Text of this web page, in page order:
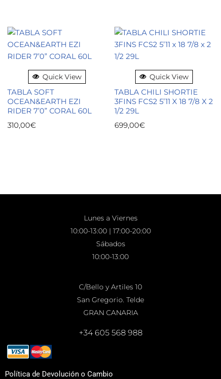
Quick View
TABLA SOFT
OCEAN&EARTH EZI
RIDER 7’0” CORAL 60L
310,00€
Quick View
TABLA CHILI SHORTIE
3FINS FCS2 5’11 X 18 7/8 X 2
1/2 29L
699,00€
Lunes a Viernes
10:00-13:00 | 17:00-20:00
Sábados
10:00-13:00
C/Bello y Artiles 10
San Gregorio. Telde
GRAN CANARIA
+34 605 568 988
Política de Devolución o Cambio